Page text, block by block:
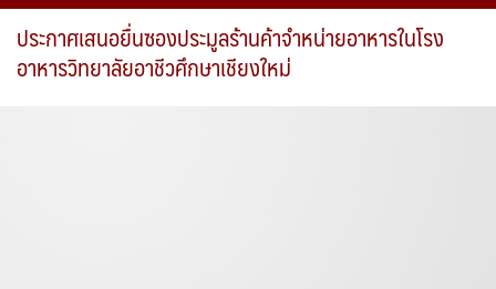
ประกาศเสนอยื่นซองประมูลร้านค้าจำหน่ายอาหารในโรง
อาหารวิทยาลัยอาชีวศึกษาเชียงใหม่